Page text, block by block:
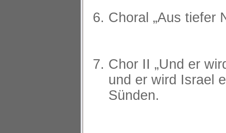
Choral „Aus tiefer
Chor II „Und er
und er wird Israel
Sünden.